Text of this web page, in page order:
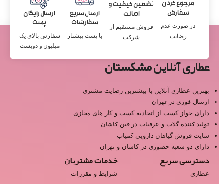
مرجوع کردن
سفارش
در صورت عدم
رضایت
تضمین کیفیت و
اصالت
فروش مستقیم از
شرکت
ارسال سریع
سفارشات
با پست پیشتاز
ارسال رایگان
پست
سفارش بالای یک
میلیون و دویست
عطاری آنلاین مشکستان
بهترین عطاری آنلاین با بیشترین رضایت مشتری
ارسال فوری در تهران
دارای جواز کسب از اتحادیه کسب و کار های مجازی
تولید کننده گلاب و عرقیات در فین کاشان
سایت فروش گیاهان دارویی کمیاب
دارای دو شعبه حضوری در کاشان و تهران
دسترسی سریع
عطاری
خدمات مشتریان
شرایط و مقررات